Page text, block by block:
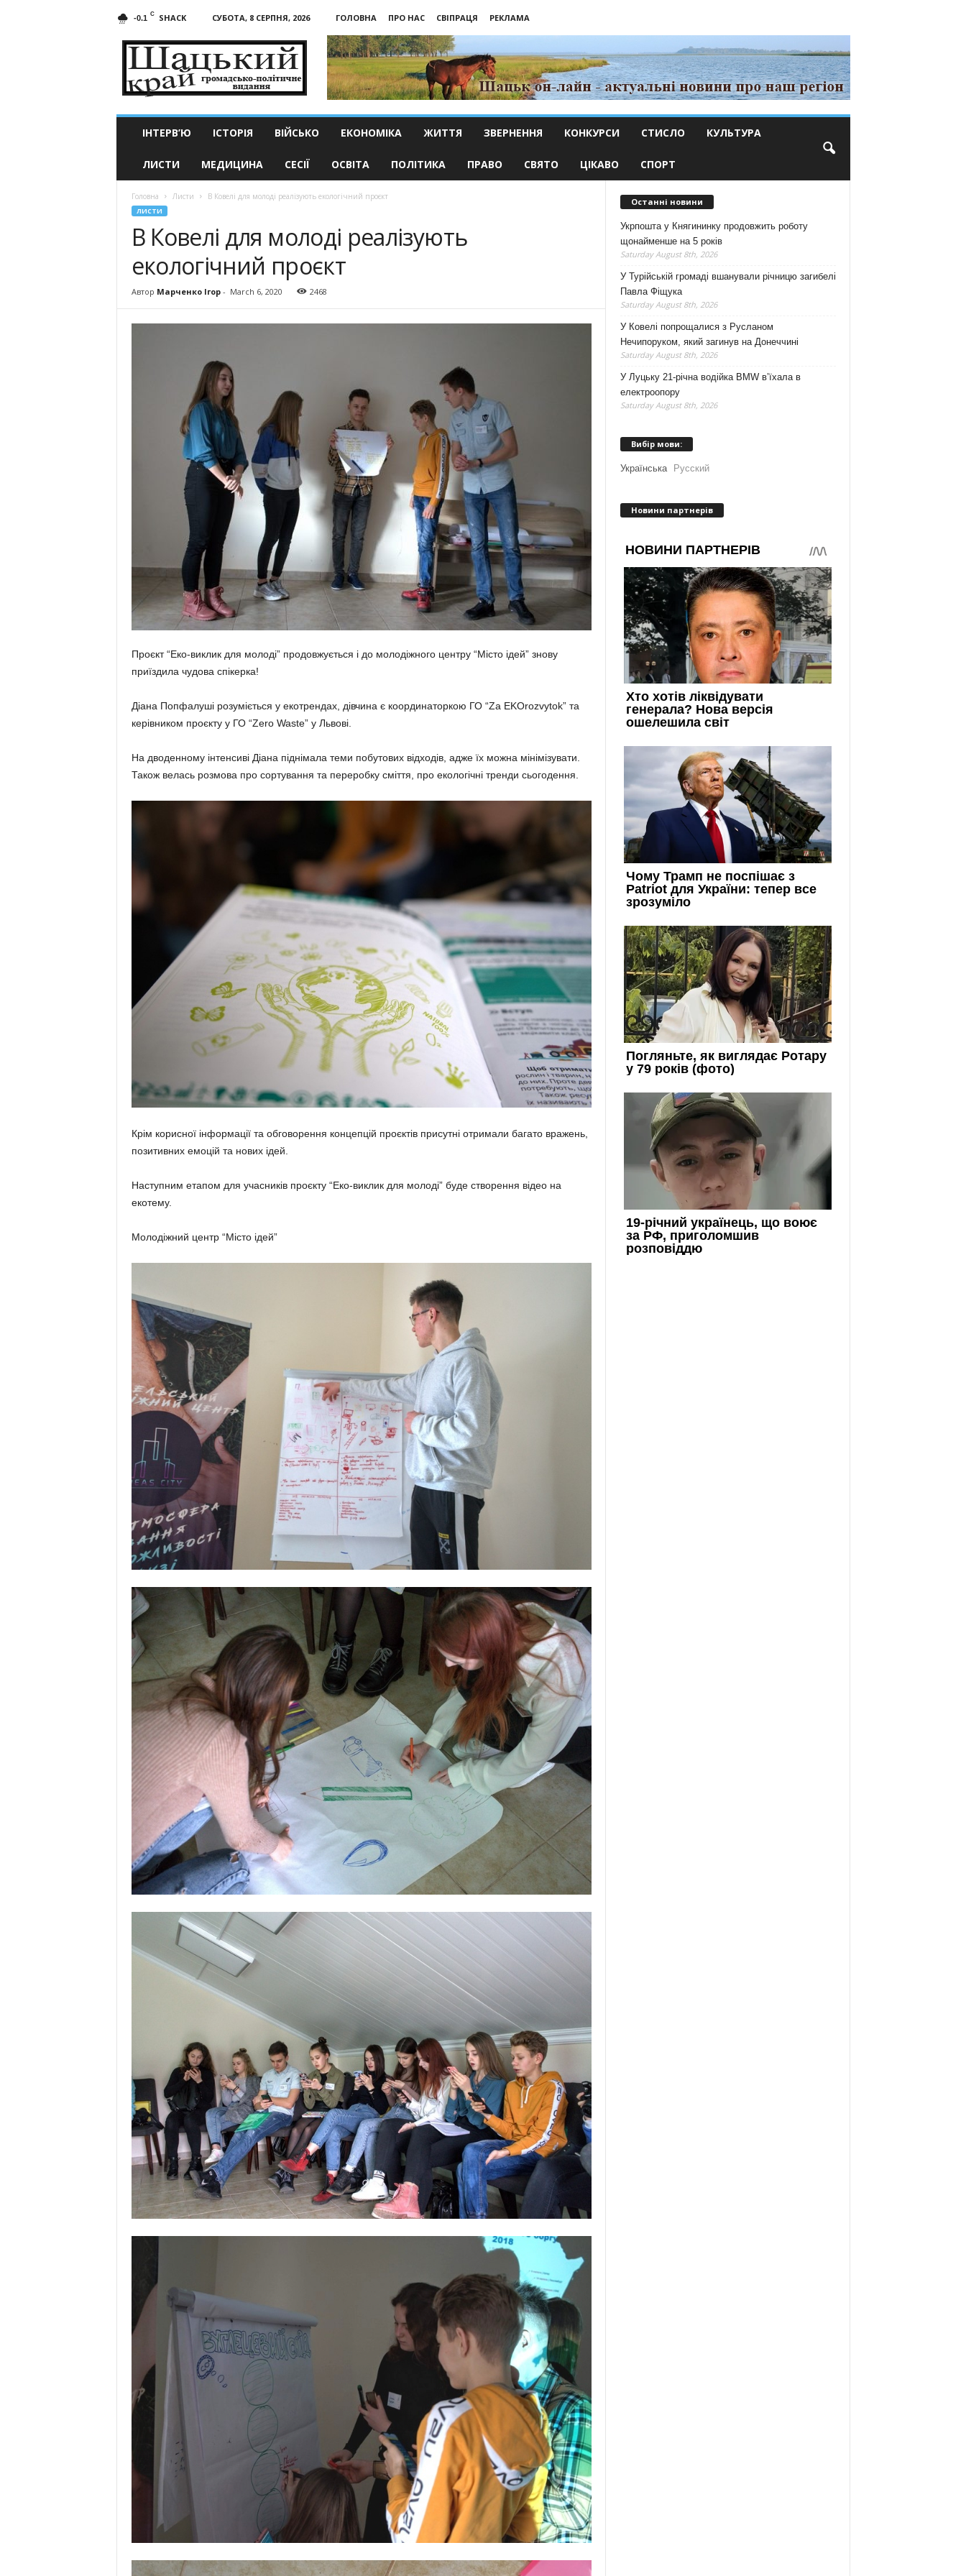
-0.1 C SHACK СУБОТА, 8 СЕРПНЯ, 2026 ГОЛОВНА ПРО НАС СВІПРАЦЯ
РЕКЛАМА
край
ІНТЕРВ’Ю ІСТОРІЯ ВІЙСЬКО ЕКОНОМІКА ЖИТТЯ ЗВЕРНЕННЯ КОНКУРСИ СТИСЛО КУЛЬТУРА
ЛИСТИ МЕДИЦИНА СЕСІЇ ОСВІТА ПОЛІТИКА ПРАВО СВЯТО ЦІКАВО СПОРТ
Головна Листи В Ковелі для молоді реалізують екологічний проєкт
ЛИСТИ
В Ковелі для молоді реалізують
екологічний проєкт
Автор Марченко Ігор- March 6, 2020 2468
Проєкт “Еко-виклик для молоді” продовжується і до молодіжного центру “Місто ідей” знову
приїздила чудова спікерка!
Діана Попфалуші розуміється у екотрендах, дівчина є координаторкою ГО “Za EKOrozvytok” та
керівником проєкту у ГО “Zero Waste” у Львові.
На дводенному інтенсиві Діана піднімала теми побутових відходів, адже їх можна мінімізувати.
Також велась розмова про сортування та переробку сміття, про екологічні тренди сьогодення.
Крім корисної інформації та обговорення концепцій проєктів присутні отримали багато вражень,
позитивних емоцій та нових ідей.
Наступним етапом для учасників проєкту “Еко-виклик для молоді” буде створення відео на
екотему.
Молодіжний центр “Місто ідей”
Останні новини
Укрпошта у Княгининку продовжить роботу
щонайменше на 5 років
Saturday August 8th, 2026
У Турійській громаді вшанували річницю загибелі
Павла Фіщука
Saturday August 8th, 2026
У Ковелі попрощалися з Русланом
Нечипоруком, який загинув на Донеччині
Saturday August 8th, 2026
У Луцьку 21-річна водійка BMW в’їхала в
електроопору
Saturday August 8th, 2026
Вибір мови:
Українська Русский
Новини партнерів